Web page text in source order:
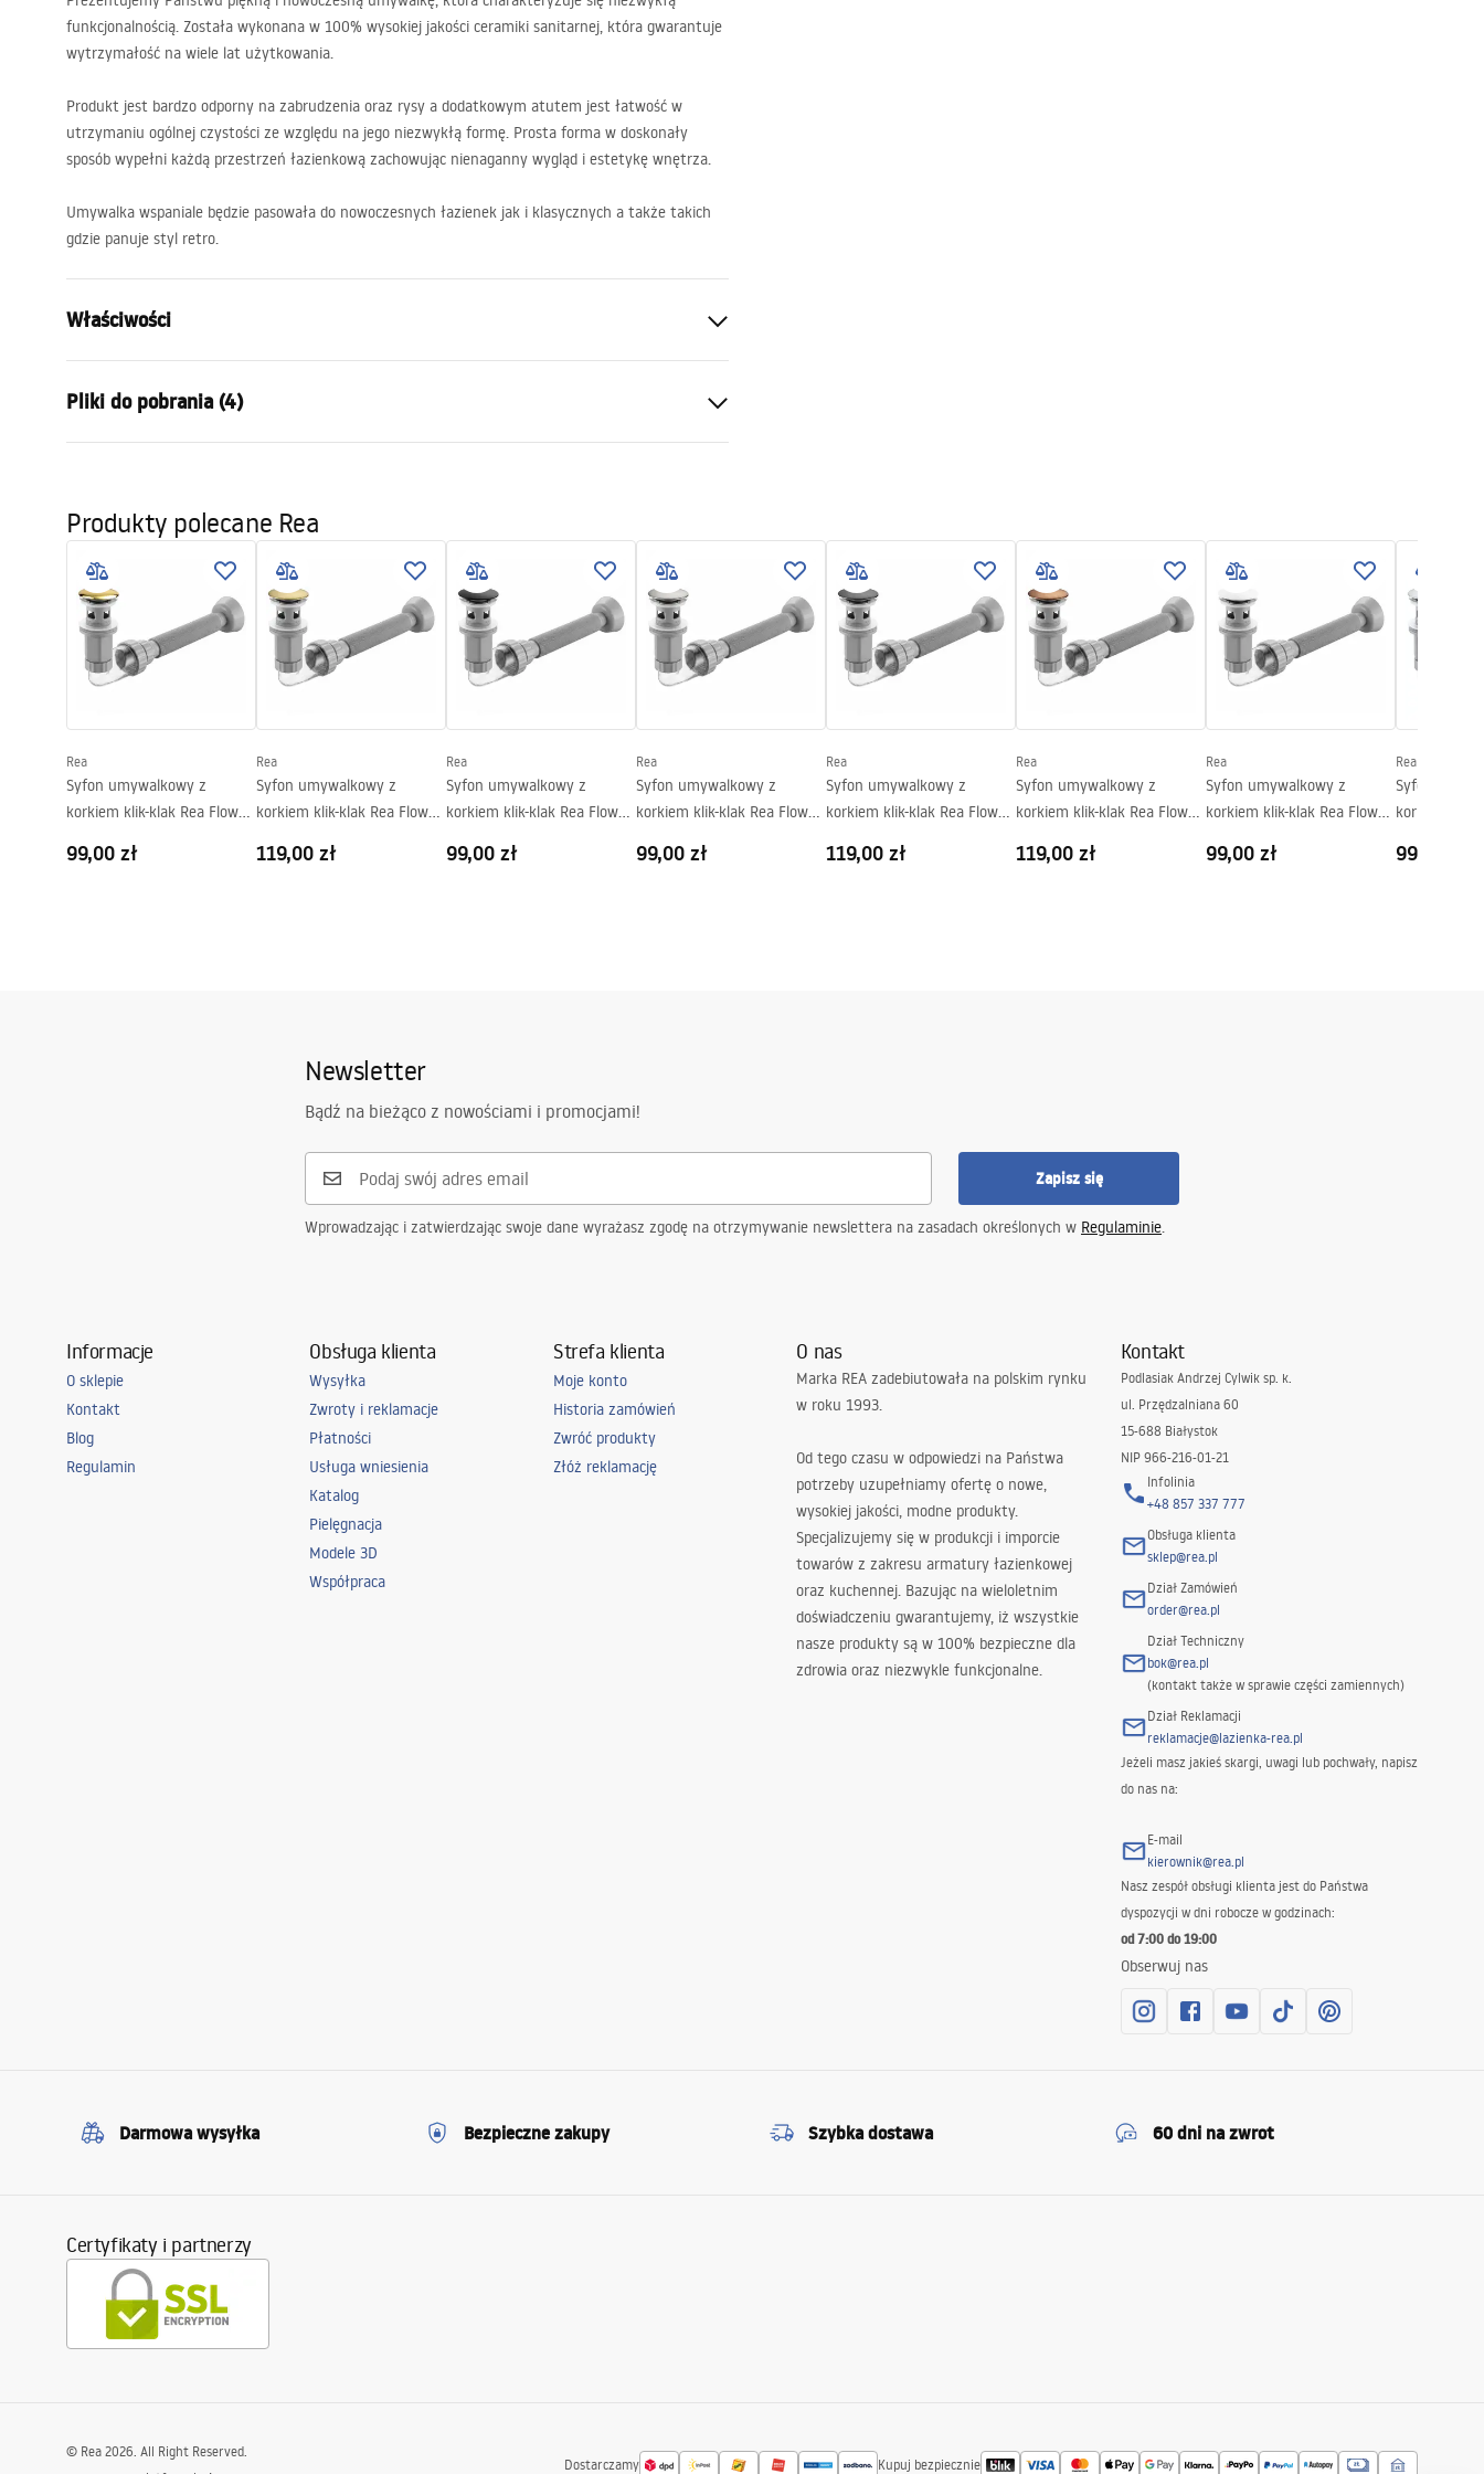
funkcjonalnością. Została wykonana w 100% wysokiej jakości ceramiki sanitarnej, która gwarantuje
wytrzymałość na wiele lat użytkowania.
Produkt jest bardzo odporny na zabrudzenia oraz rysy a dodatkowym atutem jest łatwość w
utrzymaniu ogólnej czystości ze względu na jego niezwykłą formę. Prosta forma w doskonały
sposób wypełni każdą przestrzeń łazienkową zachowując nienaganny wygląd i estetykę wnętrza.
Umywalka wspaniale będzie pasowała do nowoczesnych łazienek jak i klasycznych a także takich
gdzie panuje styl retro.
Właściwości
Materiał:
Kolor:
Biały/Czarny
Długość:
Wysokość (mm):
mm
Głębokość (mm):
100
mm
Kształt:
Otwór przelewowy
Nie
Pliki do pobrania (4)
Deklaracja Właściwości
ROYAL BLACK WHITE
Deklaracja.pdf
Warunki gwarancji
Warranty_Terms_and_Conditions_
Basins_-_5.pdf
Produkty polecane Rea
Rea
Syfon umywalkowy z
korkiem klik-klak Rea Flow
99,00 zł
Rea
Syfon umywalkowy z
korkiem klik-klak Rea Flow
119,00 zł
Rea
Syfon umywalkowy z
korkiem klik-klak Rea Flow
99,00 zł
Rea
Syfon umywalkowy z
korkiem klik-klak Rea Flow
99,00 zł
Rea
Syfon umywalkowy z
korkiem klik-klak Rea Flow
119,00 zł
Rea
Syfon umywalkowy z
korkiem klik-klak Rea Flow
119,00 zł
Rea
Syfon umywalkowy z
korkiem klik-klak Rea Flow
99,00 zł
Rea
Syfon
korkiem klik-
99,00 zł
Newsletter
Bądź na bieżąco z nowościami i promocjami!
Zapisz się
Wprowadzając i zatwierdzając swoje dane wyrażasz zgodę na otrzymywanie newslettera na zasadach określonych w Regulaminie.
Informacje
O sklepie
Kontakt
Blog
Regulamin
Obsługa klienta
Wysyłka
Zwroty i reklamacje
Płatności
Usługa wniesienia
Katalog
Pielęgnacja
Modele 3D
Współpraca
Strefa klienta
Moje konto
Historia zamówień
Zwróć produkty
Złóż reklamację
O nas
Marka REA zadebiutowała na polskim rynku
w roku 1993.
Od tego czasu w odpowiedzi na Państwa
potrzeby uzupełniamy ofertę o nowe,
wysokiej jakości, modne produkty.
Specjalizujemy się w produkcji i imporcie
towarów z zakresu armatury łazienkowej
oraz kuchennej. Bazując na wieloletnim
doświadczeniu gwarantujemy, iż wszystkie
nasze produkty są w 100% bezpieczne dla
zdrowia oraz niezwykle funkcjonalne.
Kontakt
Podlasiak Andrzej Cylwik sp. k.
ul. Przędzalniana 60
15-688 Białystok
NIP 966-216-01-21
Infolinia
+48 857 337 777
Obsługa klienta
sklep@rea.pl
Dział Zamówień
order@rea.pl
Dział Techniczny
bok@rea.pl
(kontakt także w sprawie części zamiennych)
Dział Reklamacji
reklamacje@lazienka-rea.pl
Jeżeli masz jakieś skargi, uwagi lub pochwały, napisz
do nas na:
E-mail
kierownik@rea.pl
Nasz zespół obsługi klienta jest do Państwa
dyspozycji w dni robocze w godzinach:
od 7:00 do 19:00
Obserwuj nas
Darmowa wysyłka Bezpieczne zakupy Szybka dostawa 60 dni na zwrot
Certyfikaty i partnerzy
Dostarczamy Kupuj bezpiecznie
© Rea 2026. All Right Reserved.